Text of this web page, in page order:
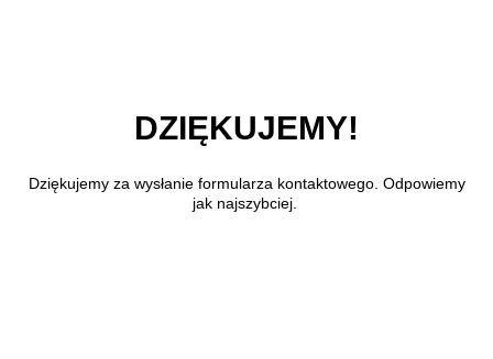
DZIĘKUJEMY!
Dziękujemy za wysłanie formularza kontaktowego. Odpowiemy
jak najszybciej.